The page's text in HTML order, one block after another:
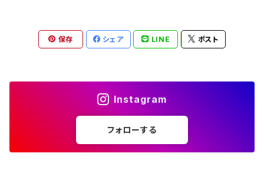
CHARME (シャルム)
OAkley オークリー
オークリー ケース パーツ
ポロ ラルフローレン Polo Ralph Lauren
ニューバランス NEWBALANCE
サングラス
保存 シェア LINE ポスト
Instagram
フォローする